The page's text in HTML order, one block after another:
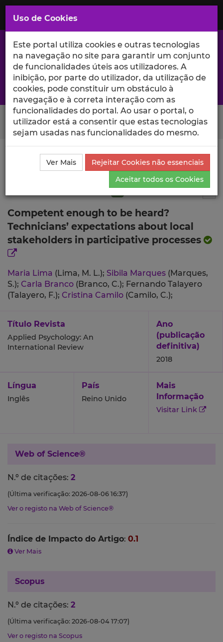
Saltar
para
Conteúdo
Principal
A excelência da investigação e ciência no Iscte
Search Button
Ciência_Iscte Publicações
Descrição Detalhada da
Publicação
Competent enough to be heard?
Technicians’ expectations about local
stakeholders in participative processes
Maria Lima (Lima, M. L.); Sibila Marques (Marques,
S.); Carla Branco (Branco, C.); Fernando Talayero
(Talayero, F.); Cristina Camilo (Camilo, C.);
Título Revista
Applied Psychology: An
International Review
Ano
(publicação
definitiva)
2018
Língua
Inglês
País
Reino Unido
Mais
Informação
Visitar Link
Web of Science®
N.º de citações: 2
(Última verificação: 2026-08-06 16:37)
Ver o registo na Web of Science®
Índice de Impacto do Artigo: 0.1
Ver Mais
Scopus
N.º de citações: 2
(Última verificação: 2026-08-04 17:07)
Ver o registo na Scopus
Uso de Cookies
Este portal utiliza cookies e outras tecnologias
na navegação no site para garantir um conjunto
de funcionalidades úteis aos utilizadores. A
inibição, por parte do utilizador, da utilização de
cookies, pode constituir um obstáculo à
navegação e à correta interação com as
funcionalidades do portal. Ao usar o portal, o
utilizador está a consentir que estas tecnologias
sejam usadas nas funcionalidades do mesmo.
Ver Mais
Rejeitar Cookies não essenciais
Aceitar todos os Cookies